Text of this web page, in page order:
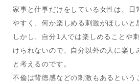
家事と仕事だけをしている女性は、日
やすく、何か楽しめる刺激がほしいと
しかし、自分1人では楽しめることや
けられないので、自分以外の人に楽し
と考えるのです。
不倫は背徳感などの刺激もあるという